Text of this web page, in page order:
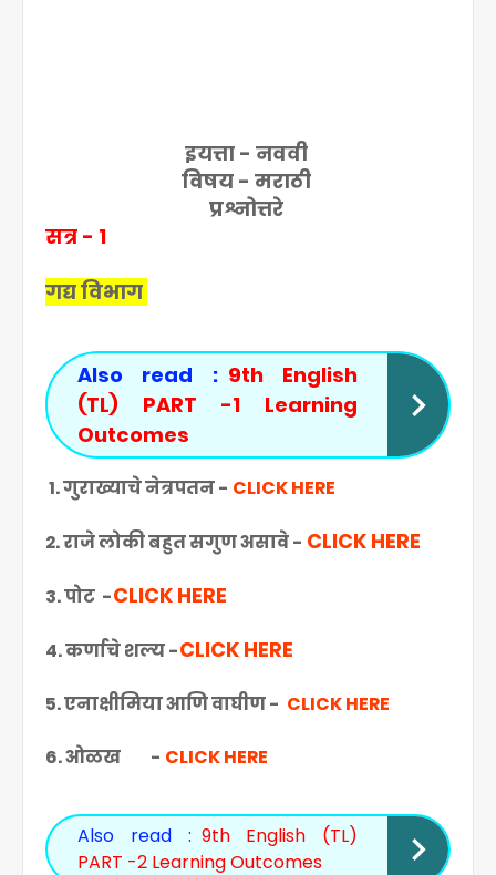
इयत्ता - नववी
विषय - मराठी
प्रश्नोत्तरे
सत्र - 1
गद्य विभाग
Also read : 9th English
(TL) PART -1 Learning
Outcomes
1. गुराख्याचे नेत्रपतन - CLICK HERE
2. राजे लोकी बहुत सगुण असावे - CLICK HERE
3. पोट -CLICK HERE
4. कर्णाचे शल्य -CLICK HERE
5.एनाक्षीमिया आणि वाघीण - CLICK HERE
6. ओळख - CLICK HERE
Also read : 9th English (TL)
PART -2 Learning Outcomes